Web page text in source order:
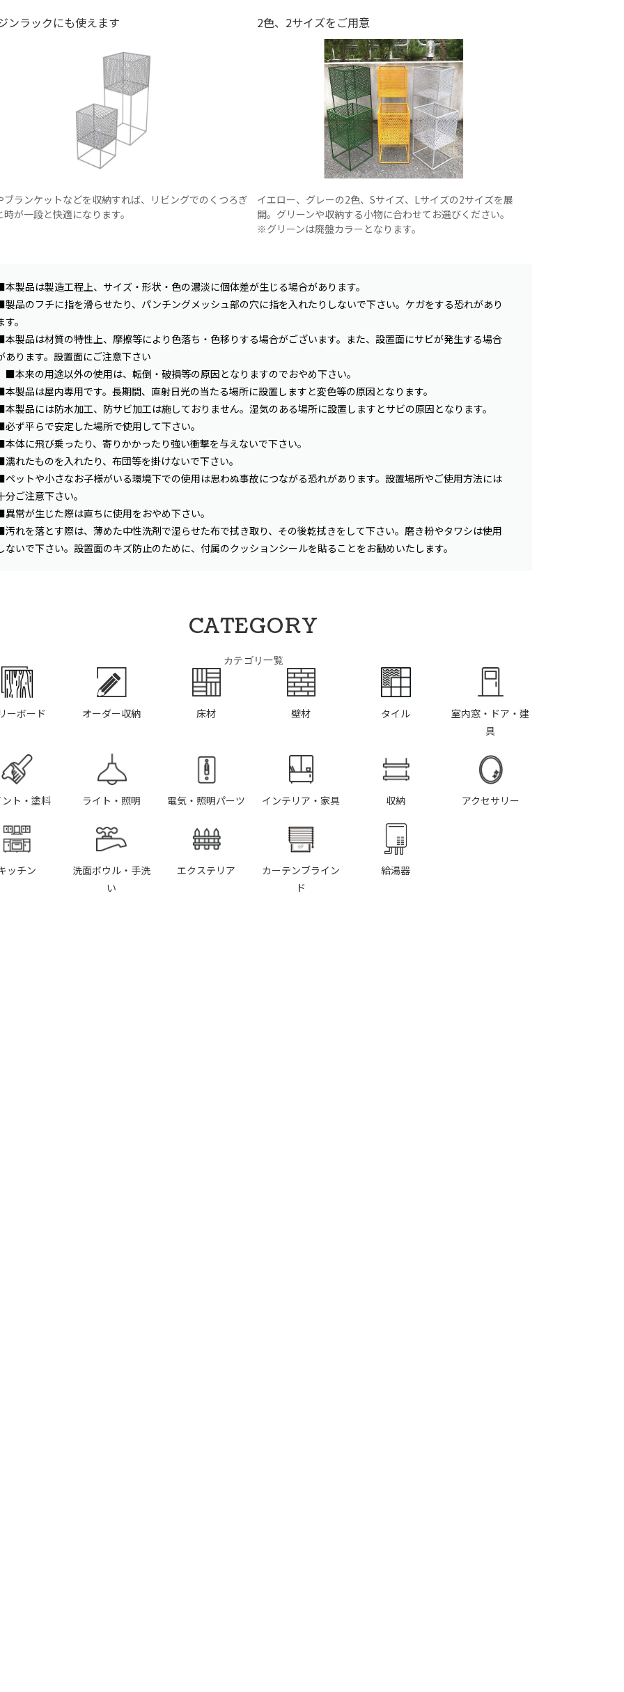
ンラックにも使えます
ブランケットなどを収納すれば、リビングでのくつろぎ
時が一段と快適になります。
2色、2サイズをご用意
イエロー、グレーの2色、Sサイズ、Lサイズの2サイズを展
開。グリーンや収納する小物に合わせてお選びください。
※グリーンは廃盤カラーとなります。
製品は製造工程上、サイズ・形状・色の濃淡に個体差が生じる場合があります。
品のフチに指を滑らせたり、パンチングメッシュ部の穴に指を入れたりしないで下さい。ケガをする恐れがあり
す。
製品は材質の特性上、摩擦等により色落ち・色移りする場合がございます。また、設置面にサビが発生する場合
あります。設置面にご注意下さい
■本来の用途以外の使用は、転倒・破損等の原因となりますのでおやめ下さい。
製品は屋内専用です。長期間、直射日光の当たる場所に設置しますと変色等の原因となります。
製品には防水加工、防サビ加工は施しておりません。湿気のある場所に設置しますとサビの原因となります。
ず平らで安定した場所で使用して下さい。
体に飛び乗ったり、寄りかかったり強い衝撃を与えないで下さい。
れたものを入れたり、布団等を掛けないで下さい。
ットや小さなお子様がいる環境下での使用は思わぬ事故につながる恐れがあります。設置場所やご使用方法には
分ご注意下さい。
常が生じた際は直ちに使用をおやめ下さい。
れを落とす際は、薄めた中性洗剤で湿らせた布で拭き取り、その後乾拭きをして下さい。磨き粉やタワシは使用
ないで下さい。設置面のキズ防止のために、付属のクッションシールを貼ることをお勧めいたします。
CATEGORY
カテゴリ一覧
ーボード オーダー収納 床材 壁材 タイル
室内窓・ドア・建
具
ト・塗料 ライト・照明 電気・照明パーツ インテリア・家具 収納 アクセサリー
ッチン
洗面ボウル・手洗
い
エクステリア
カーテンブライン
ド
給湯器